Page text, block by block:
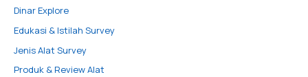
Dinar Explore
Edukasi & Istilah Survey
Jenis Alat Survey
Produk & Review Alat